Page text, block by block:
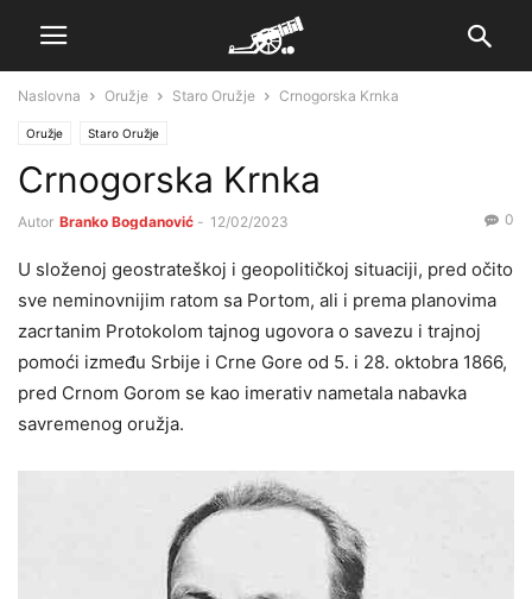
Naslovna Oružje Staro Oružje Crnogorska Krnka
Oružje Staro Oružje
Crnogorska Krnka
Autor Branko Bogdanović - 12/02/2023 0
U složenoj geostrateškoj i geopolitičkoj situaciji, pred očito
sve neminovnijim ratom sa Portom, ali i prema planovima
zacrtanim Protokolom tajnog ugovora o savezu i trajnoj
pomoći između Srbije i Crne Gore od 5. i 28. oktobra 1866,
pred Crnom Gorom se kao imerativ nametala nabavka
savremenog oružja.